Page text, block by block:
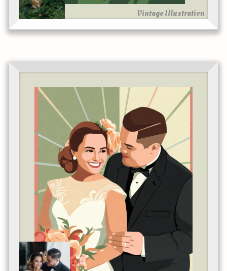
Vintage Illustration